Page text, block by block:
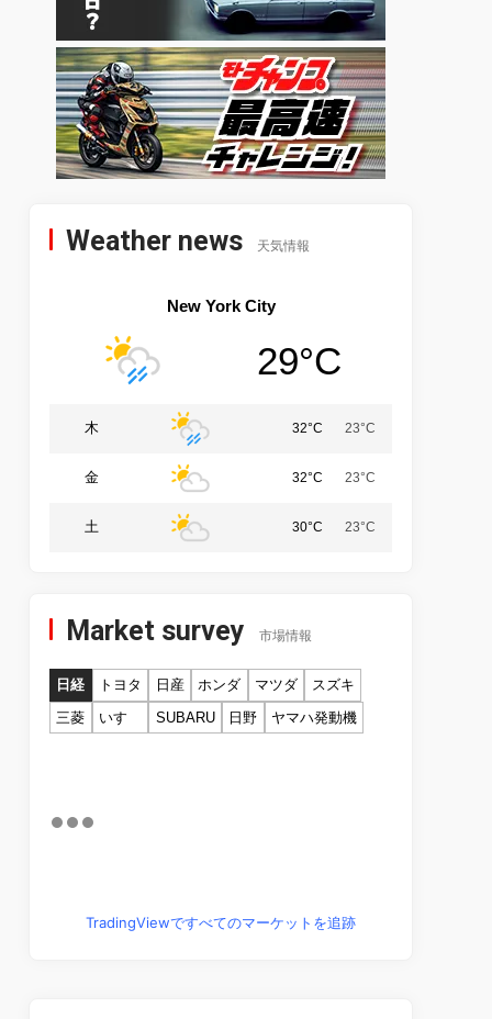
Weather news 天気情報
New York City
29°C
木 32°C 23°C
金 32°C 23°C
土 30°C 23°C
Market survey 市場情報
日経 トヨタ 日産 ホンダ マツダ
スズキ
三菱
いすゞ SUBARU 日野 ヤマハ発動機
TradingViewですべてのマーケットを追跡